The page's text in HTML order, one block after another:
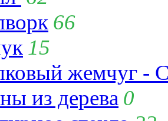
66
15
жемчуг -
из дерева 0